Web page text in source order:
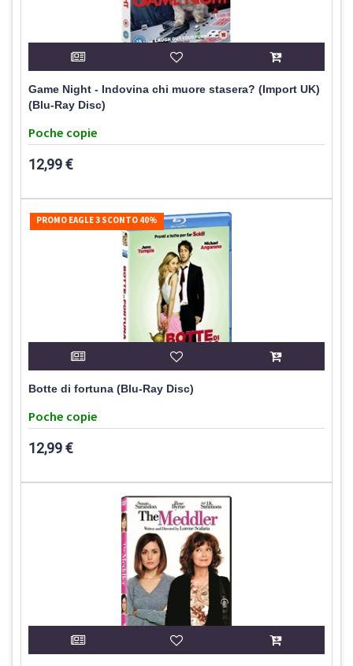
Game Night - Indovina chi muore stasera? (Import UK)
(Blu-Ray Disc)
Poche copie
12,99 €
PROMO EAGLE 3 SCONTO 40%
Botte di fortuna (Blu-Ray Disc)
Poche copie
12,99 €